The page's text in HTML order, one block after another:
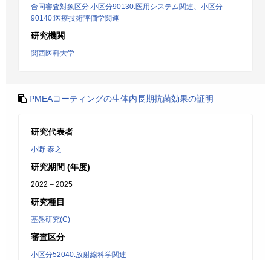
合同審査対象区分:小区分90130:医用システム関連、小区分
90140:医療技術評価学関連
研究機関
関西医科大学
PMEAコーティングの生体内長期抗菌効果の証明
研究代表者
小野 泰之
研究期間 (年度)
2022 – 2025
研究種目
基盤研究(C)
審査区分
小区分52040:放射線科学関連